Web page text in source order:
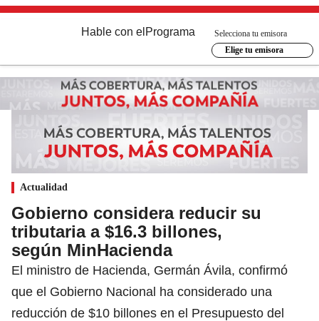
Hable con el Programa
Selecciona tu emisora
Elige tu emisora
Actualidad
Gobierno considera reducir su
tributaria a $16.3 billones,
según MinHacienda
El ministro de Hacienda, Germán Ávila, confirmó
que el Gobierno Nacional ha considerado una
reducción de $10 billones en el Presupuesto del